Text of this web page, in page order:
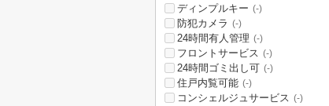
ディンプルキー (-)
防犯カメラ (-)
24時間有人管理 (-)
フロントサービス (-)
24時間ゴミ出し可 (-)
住戸内覧可能 (-)
コンシェルジュサービス (-)